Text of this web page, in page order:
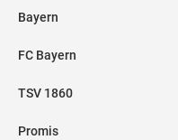
Bayern
FC Bayern
TSV 1860
Promis